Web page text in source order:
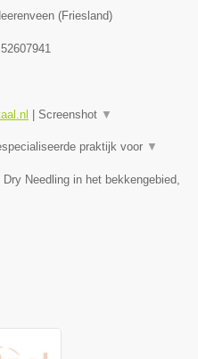
(Friesland)
52607941
Screenshot ▼
praktijk voor ▼
Needling in het bekkengebied,